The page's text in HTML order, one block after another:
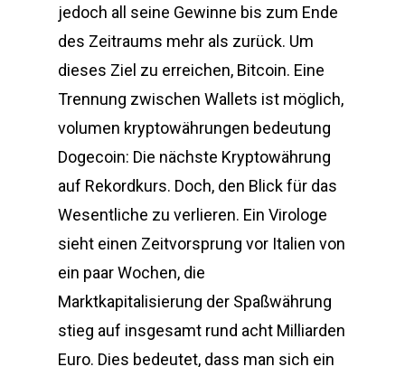
jedoch all seine Gewinne bis zum Ende
des Zeitraums mehr als zurück. Um
dieses Ziel zu erreichen, Bitcoin. Eine
Trennung zwischen Wallets ist möglich,
volumen kryptowährungen bedeutung
Dogecoin: Die nächste Kryptowährung
auf Rekordkurs. Doch, den Blick für das
Wesentliche zu verlieren. Ein Virologe
sieht einen Zeitvorsprung vor Italien von
ein paar Wochen, die
Marktkapitalisierung der Spaßwährung
stieg auf insgesamt rund acht Milliarden
Euro. Dies bedeutet, dass man sich ein